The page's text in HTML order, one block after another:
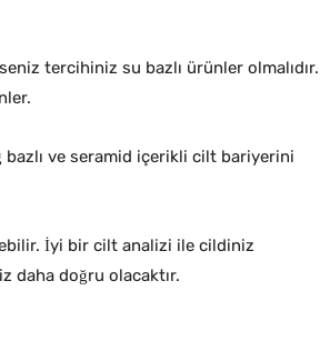
tercihiniz su bazlı ürünler olmalıdır.
bazlı ve seramid içerikli cilt bariyerini
İyi bir cilt analizi ile cildiniz
daha doğru olacaktır.